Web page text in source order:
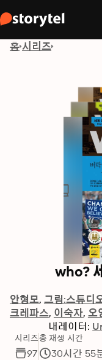
홈 시리즈
who?
안형모 그림:스튜디
크레파스 이숙자 오
내레이터:
시리즈
97
총 재생 시간
30시간 55